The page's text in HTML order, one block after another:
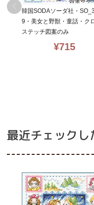
韓国SODAソーダ社・
9・美女と野獣・童話・ク
ステッチ図案のみ
¥715
最近チェックし